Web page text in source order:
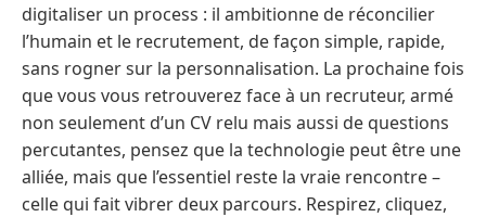
digitaliser un process : il ambitionne de réconcilier
l’humain et le recrutement, de façon simple, rapide,
sans rogner sur la personnalisation. La prochaine fois
que vous vous retrouverez face à un recruteur, armé
non seulement d’un CV relu mais aussi de questions
percutantes, pensez que la technologie peut être une
alliée, mais que l’essentiel reste la vraie rencontre –
celle qui fait vibrer deux parcours. Respirez, cliquez,